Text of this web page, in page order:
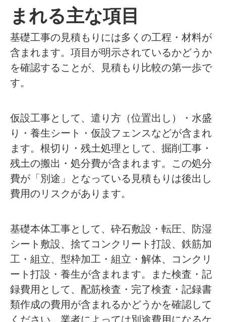
まれる主な項目
基礎工事の見積もりには多くの工程・材料が
含まれます。項目が明示されているかどうか
を確認することが、見積もり比較の第一歩で
す。
仮設工事として、遣り方（位置出し）・水盛
り・養生シート・仮設フェンスなどが含まれ
ます。根切り・残土処理として、掘削工事・
残土の搬出・処分費が含まれます。この処分
費が「別途」となっている見積もりは後出し
費用のリスクがあります。
基礎本体工事として、砕石敷設・転圧、防湿
シート敷設、捨てコンクリート打設、鉄筋加
工・組立、型枠加工・組立・解体、コンクリ
ート打設・養生が含まれます。また検査・記
録費用として、配筋検査・完了検査・記録書
類作成の費用が含まれるかどうかを確認して
ください。業者によっては別途費用になるケ